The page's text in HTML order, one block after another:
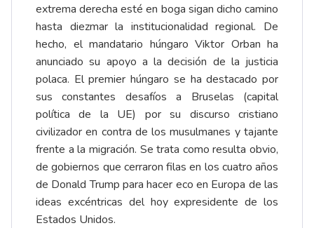
extrema derecha esté en boga sigan dicho camino
hasta diezmar la institucionalidad regional. De
hecho, el mandatario húngaro Viktor Orban ha
anunciado su apoyo a la decisión de la justicia
polaca. El premier húngaro se ha destacado por
sus constantes desafíos a Bruselas (capital
política de la UE) por su discurso cristiano
civilizador en contra de los musulmanes y tajante
frente a la migración. Se trata como resulta obvio,
de gobiernos que cerraron filas en los cuatro años
de Donald Trump para hacer eco en Europa de las
ideas excéntricas del hoy expresidente de los
Estados Unidos.